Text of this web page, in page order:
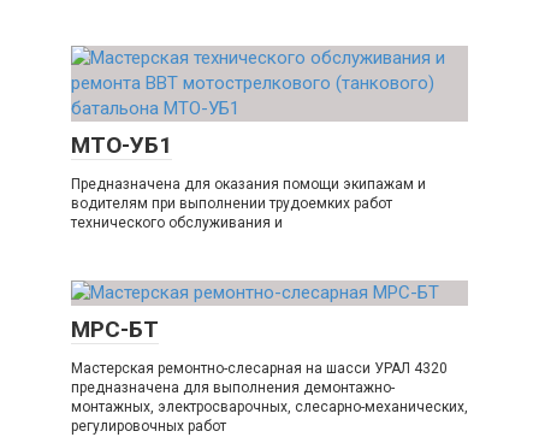
МТО-УБ1
Предназначена для оказания помощи экипажам и
водителям при выполнении трудоемких работ
технического обслуживания и
МРС-БТ
Мастерская ремонтно-слесарная на шасси УРАЛ 4320
предназначена для выполнения демонтажно-
монтажных, электросварочных, слесарно-механических,
регулировочных работ